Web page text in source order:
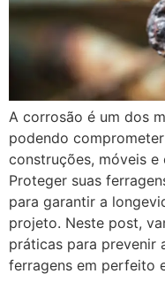
A corrosão é um dos
podendo
construções, móveis
Proteger suas
para garantir a
projeto. Neste post,
práticas para prevenir
ferragens em perfeito